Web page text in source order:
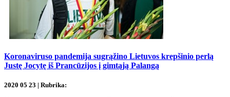
Koronaviruso pandemija sugrąžino Lietuvos krepšinio perlą
Justę Jocytę iš Prancūzijos į gimtąją Palangą
2020 05 23 | Rubrika: